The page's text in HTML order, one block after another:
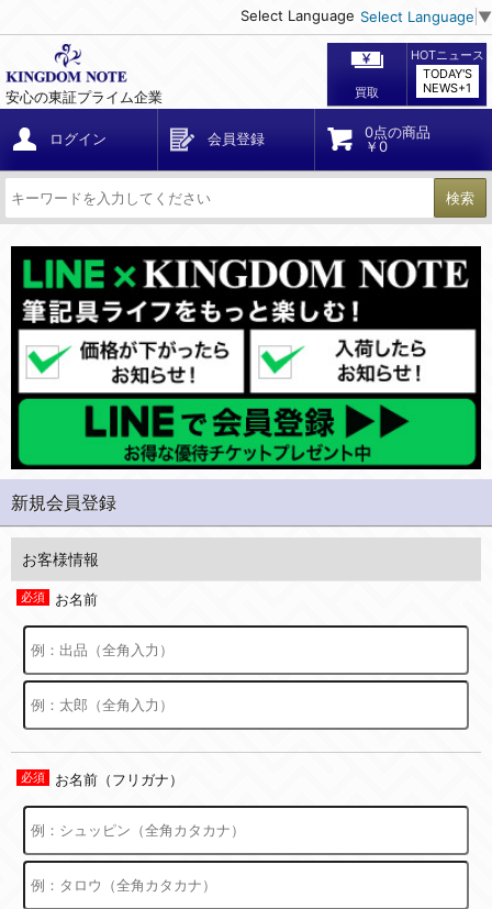
Select Language Select Language ▼
安心の東証プライム企業 買取
HOTニュース
TODAY'S
NEWS+1
ログイン 会員登録
0点の商品
￥0
検索
新規会員登録
お客様情報
お名前
お名前（フリガナ）